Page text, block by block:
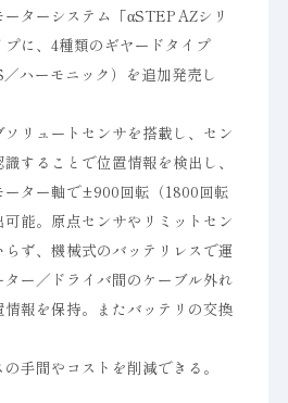
ターシステム「αSTEP AZシリ
に、4種類のギヤードタイプ
／ハーモニック）を追加発売し
リュートセンサを搭載し、セン
することで位置情報を検出し、
ーター軸で±900回転（1800回転
能。原点センサやリミットセン
ず、機械式のバッテリレスで運
ー／ドライバ間のケーブル外れ
報を保持。またバッテリの交換
手間やコストを削減できる。